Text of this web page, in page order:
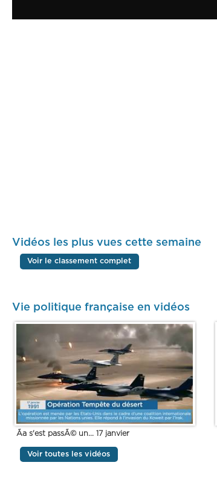
Vidéos les plus vues cette semaine
Voir le classement complet
Vie politique française en vidéos
Ãa s'est passÃ© un... 17 janvier
Voir toutes les vidéos